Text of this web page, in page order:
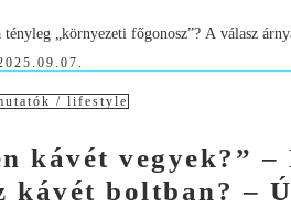
tényleg „környezeti főgonosz”? A válasz
/ lifestyle
kávét vegyek?” –
kávét boltban? –